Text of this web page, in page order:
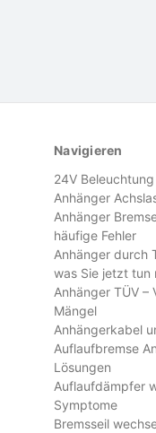
Navigieren
24V
Anhänger
Anhänger
häufige Fehler
Anhänger durch
was Sie jetzt tun
Anhänger TÜV
Mängel
Anhängerkabel
Auflaufbremse
Lösungen
Auflaufdämpfer
Symptome
Bremsseil